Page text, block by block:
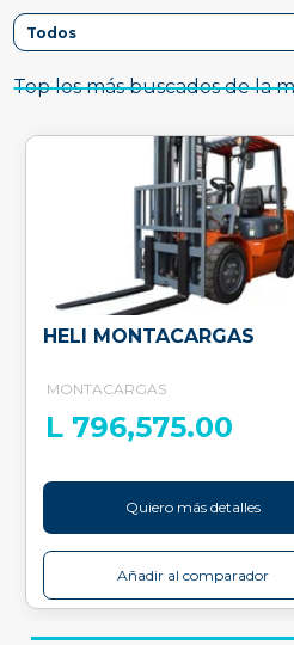
Top los más buscados de la
HELI MONTACARGAS
MONTACARGAS
L 796,575.00
Quiero más detalles
Añadir al comparador